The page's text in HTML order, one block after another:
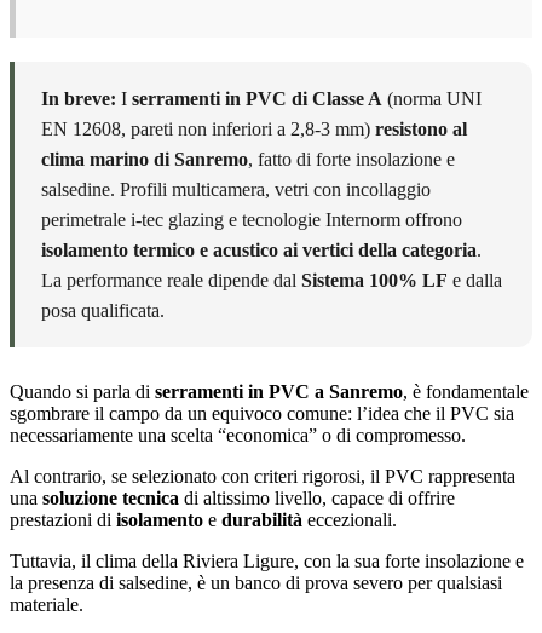
In breve: I serramenti in PVC di Classe A (norma UNI
EN 12608, pareti non inferiori a 2,8-3 mm) resistono al
clima marino di Sanremo, fatto di forte insolazione e
salsedine. Profili multicamera, vetri con incollaggio
perimetrale i-tec glazing e tecnologie Internorm offrono
isolamento termico e acustico ai vertici della categoria.
La performance reale dipende dal Sistema 100% LF e dalla
posa qualificata.
Quando si parla di serramenti in PVC a Sanremo, è fondamentale
sgombrare il campo da un equivoco comune: l’idea che il PVC sia
necessariamente una scelta “economica” o di compromesso.
Al contrario, se selezionato con criteri rigorosi, il PVC rappresenta
una soluzione tecnica di altissimo livello, capace di offrire
prestazioni di isolamento e durabilità eccezionali.
Tuttavia, il clima della Riviera Ligure, con la sua forte insolazione e
la presenza di salsedine, è un banco di prova severo per qualsiasi
materiale.